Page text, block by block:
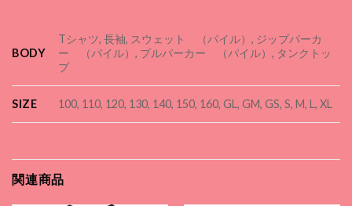
BODY
Tシャツ, 長袖, スウェット （パイル）, ジップパーカ
ー （パイル）, プルパーカー （パイル）, タンクトッ
プ
SIZE 100, 110, 120, 130, 140, 150, 160, GL, GM, GS, S, M, L, XL
関連商品